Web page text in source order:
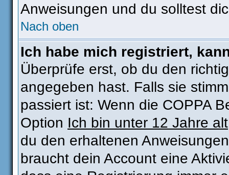
Anweisungen und du solltest
Nach oben
Ich habe mich registriert,
Überprüfe erst, ob du den
angegeben hast. Falls sie
passiert ist: Wenn die COPPA
Option Ich bin unter 12 Jahre alt
du den erhaltenen
braucht dein Account eine